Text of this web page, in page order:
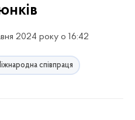
2024 року о 16:42
співпраця